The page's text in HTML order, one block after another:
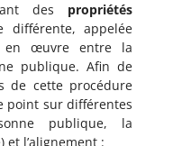
des propriétés
différente, appelée
œuvre entre la
publique. Afin de
de cette procédure
point sur différentes
publique, la
l’alignement :